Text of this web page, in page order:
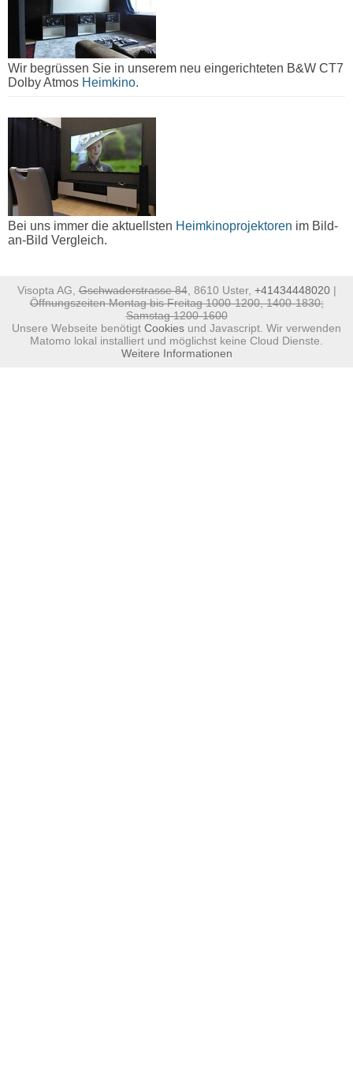
Wir begrüssen Sie in unserem neu eingerichteten B&W CT7
Dolby Atmos Heimkino.
Bei uns immer die aktuellsten Heimkinoprojektoren im Bild-
an-Bild Vergleich.
Visopta AG,Gschwaderstrasse 84, 8610 Uster, +41434448020|
Öffnungszeiten Montag bis Freitag 1000-1200, 1400-1830;
Samstag 1200-1600
Unsere Webseite benötigt Cookies und Javascript. Wir verwenden
Matomo lokal installiert und möglichst keine Cloud Dienste.
Weitere Informationen